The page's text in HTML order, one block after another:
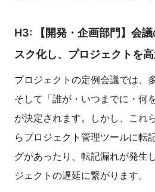
H3: 【開発・企画部門】会
スク化し、プロジェクトを
プロジェクトの定例会議では、
そして「誰が・いつまでに・何
が決定されます。しかし、これ
らプロジェクト管理ツールに転
グがあったり、転記漏れが発生
ジェクトの遅延に繋がります。